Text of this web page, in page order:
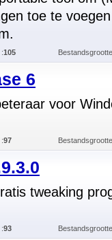
toe te
105
6
voor
97
tweaking
93